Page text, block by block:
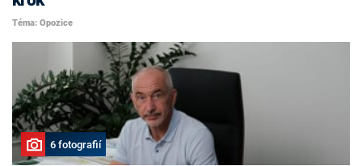
Téma: Opozice
6 fotografií